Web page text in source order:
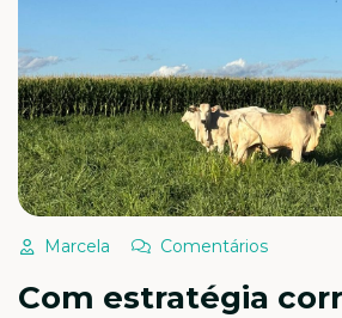
Marcela Comentários
Com estratégia